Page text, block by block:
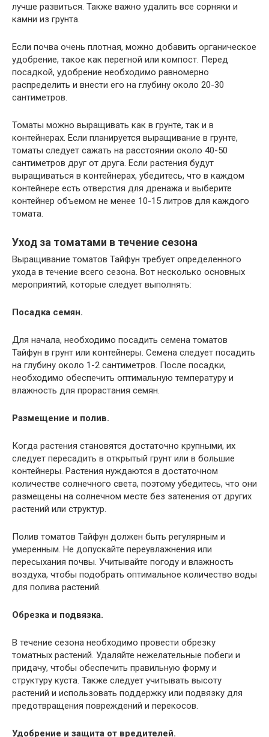
лучше развиться. Также важно удалить все сорняки и
камни из грунта.
Если почва очень плотная, можно добавить органическое
удобрение, такое как перегной или компост. Перед
посадкой, удобрение необходимо равномерно
распределить и внести его на глубину около 20-30
сантиметров.
Томаты можно выращивать как в грунте, так и в
контейнерах. Если планируется выращивание в грунте,
томаты следует сажать на расстоянии около 40-50
сантиметров друг от друга. Если растения будут
выращиваться в контейнерах, убедитесь, что в каждом
контейнере есть отверстия для дренажа и выберите
контейнер объемом не менее 10-15 литров для каждого
томата.
Уход за томатами в течение сезона
Выращивание томатов Тайфун требует определенного
ухода в течение всего сезона. Вот несколько основных
мероприятий, которые следует выполнять:
Посадка семян.
Для начала, необходимо посадить семена томатов
Тайфун в грунт или контейнеры. Семена следует посадить
на глубину около 1-2 сантиметров. После посадки,
необходимо обеспечить оптимальную температуру и
влажность для прорастания семян.
Размещение и полив.
Когда растения становятся достаточно крупными, их
следует пересадить в открытый грунт или в большие
контейнеры. Растения нуждаются в достаточном
количестве солнечного света, поэтому убедитесь, что они
размещены на солнечном месте без затенения от других
растений или структур.
Полив томатов Тайфун должен быть регулярным и
умеренным. Не допускайте переувлажнения или
пересыхания почвы. Учитывайте погоду и влажность
воздуха, чтобы подобрать оптимальное количество воды
для полива растений.
Обрезка и подвязка.
В течение сезона необходимо провести обрезку
томатных растений. Удаляйте нежелательные побеги и
придачу, чтобы обеспечить правильную форму и
структуру куста. Также следует учитывать высоту
растений и использовать поддержку или подвязку для
предотвращения повреждений и перекосов.
Удобрение и защита от вредителей.